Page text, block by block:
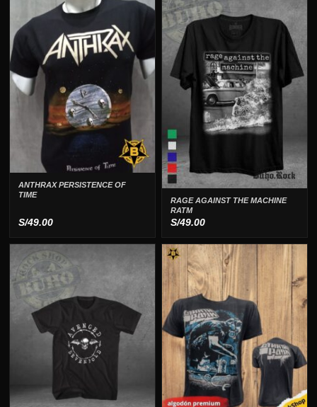
ANTHRAX PERSISTENCE OF
TIME
S/49.00
RAGE AGAINST THE MACHINE
RATM
S/49.00